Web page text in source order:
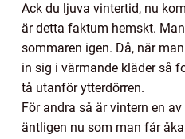
Ack du ljuva vintertid, nu
är detta faktum hemskt.
sommaren igen. Då, när
in sig i värmande kläder så
tå utanför ytterdörren.
För andra så är vintern en
äntligen nu som man får